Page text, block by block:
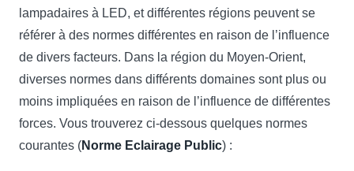
lampadaires à LED, et différentes régions peuvent se
référer à des normes différentes en raison de l’influence
de divers facteurs. Dans la région du Moyen-Orient,
diverses normes dans différents domaines sont plus ou
moins impliquées en raison de l’influence de différentes
forces. Vous trouverez ci-dessous quelques normes
courantes (Norme Eclairage Public) :